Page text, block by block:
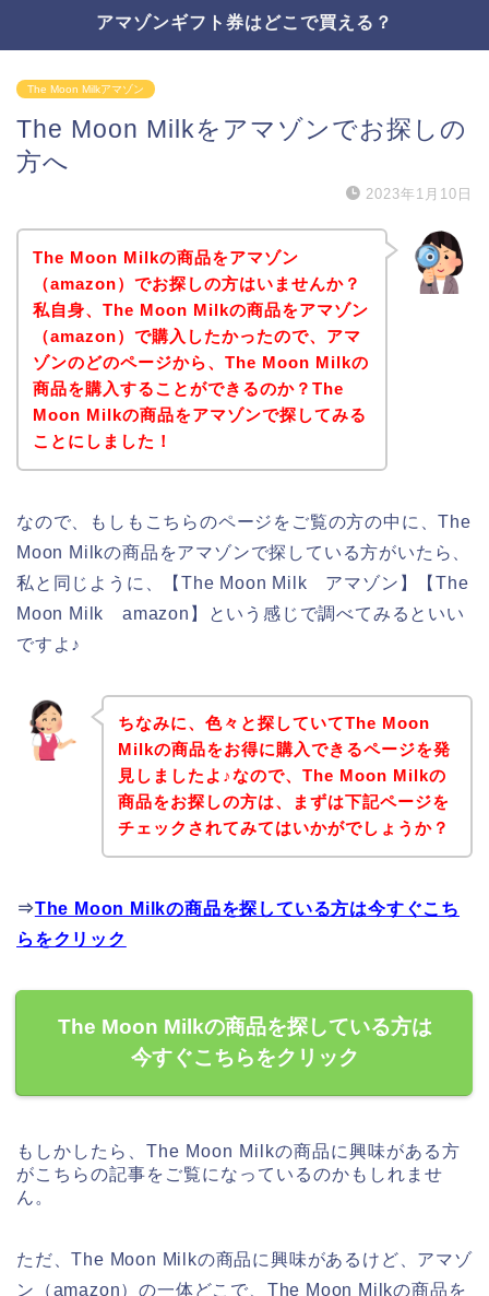
アマゾンギフト券はどこで買える？
The Moon Milkアマゾン
The Moon Milkをアマゾンでお探しの
方へ
2023年1月10日
The Moon Milkの商品をアマゾン
（amazon）でお探しの方はいませんか？
私自身、The Moon Milkの商品をアマゾン
（amazon）で購入したかったので、アマ
ゾンのどのページから、The Moon Milkの
商品を購入することができるのか？The
Moon Milkの商品をアマゾンで探してみる
ことにしました！
なので、もしもこちらのページをご覧の方の中に、The
Moon Milkの商品をアマゾンで探している方がいたら、
私と同じように、【The Moon Milk アマゾン】【The
Moon Milk amazon】という感じで調べてみるといい
ですよ♪
ちなみに、色々と探していてThe Moon
Milkの商品をお得に購入できるページを発
見しましたよ♪なので、The Moon Milkの
商品をお探しの方は、まずは下記ページを
チェックされてみてはいかがでしょうか？
⇒The Moon Milkの商品を探している方は今すぐこち
らをクリック
The Moon Milkの商品を探している方は
今すぐこちらをクリック
もしかしたら、The Moon Milkの商品に興味がある方
がこちらの記事をご覧になっているのかもしれませ
ん。
ただ、The Moon Milkの商品に興味があるけど、アマゾ
ン（amazon）の一体どこで、The Moon Milkの商品を